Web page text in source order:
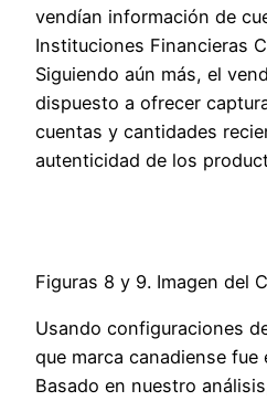
vendían información de
Instituciones Financieras
Siguiendo aún más, el
dispuesto a ofrecer
cuentas y cantidades
autenticidad de los
Figuras 8 y 9. Imagen del
Usando configuraciones
que marca canadiense fue
Basado en nuestro